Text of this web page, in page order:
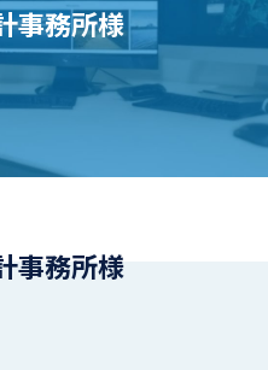
事務所様
事務所様